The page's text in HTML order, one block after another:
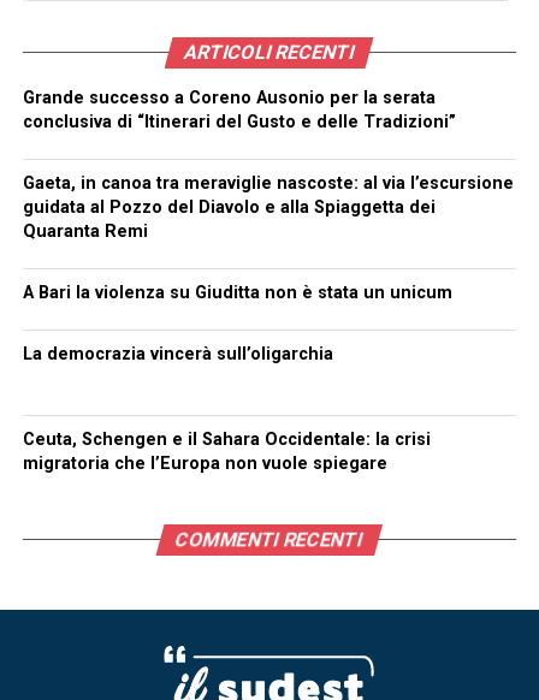
ARTICOLI RECENTI
Grande successo a Coreno Ausonio per la serata
conclusiva di “Itinerari del Gusto e delle Tradizioni”
Gaeta, in canoa tra meraviglie nascoste: al via l’escursione
guidata al Pozzo del Diavolo e alla Spiaggetta dei
Quaranta Remi
A Bari la violenza su Giuditta non è stata un unicum
La democrazia vincerà sull’oligarchia
Ceuta, Schengen e il Sahara Occidentale: la crisi
migratoria che l’Europa non vuole spiegare
COMMENTI RECENTI